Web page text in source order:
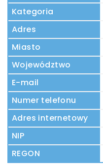
Kategoria
Adres
Miasto
Województwo
E-mail
Numer telefonu
Adres internetowy
NIP
REGON